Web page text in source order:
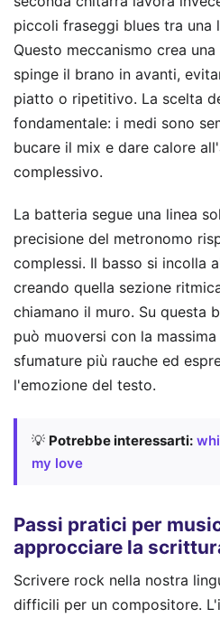
piccoli fraseggi blues tra una
Questo meccanismo crea
spinge il brano in avanti,
piatto o ripetitivo. La scelta
fondamentale: i medi sono
bucare il mix e dare calore
complessivo.
La batteria segue una linea
precisione del metronomo
complessi. Il basso si incolla
creando quella sezione
chiamano il muro. Su questa
può muoversi con la
sfumature più rauche ed
l'emozione del testo.
💡 Potrebbe interessarti:
my love
Passi pratici per
approcciare la
Scrivere rock nella nostra
difficili per un compositore.